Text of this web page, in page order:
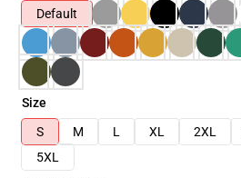
Default
Size
S
M L XL 2XL
5XL